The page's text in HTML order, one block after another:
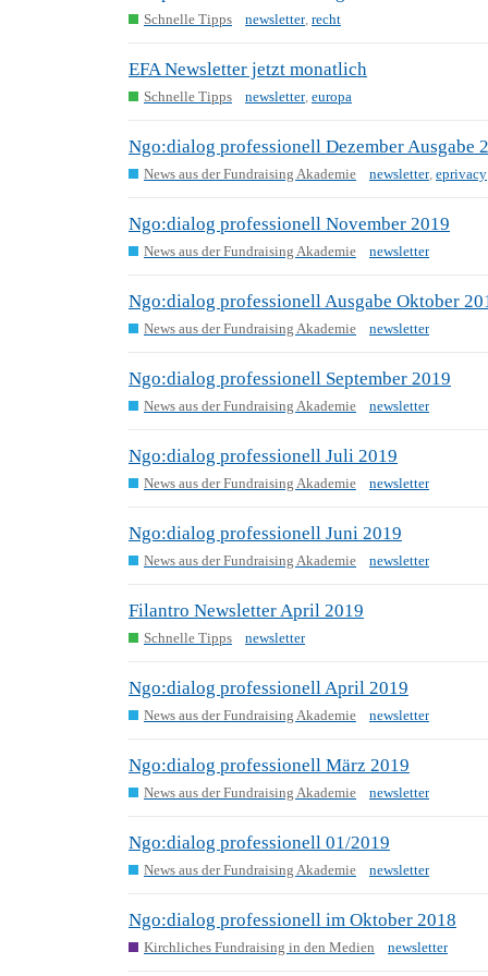
Schnelle Tipps newsletter recht
EFA Newsletter jetzt monatlich
Schnelle Tipps newsletter europa
Ngo:dialog professionell Dezember Ausgabe
News aus der Fundraising Akademie newsletter eprivacy
Ngo:dialog professionell November 2019
News aus der Fundraising Akademie newsletter
Ngo:dialog professionell Ausgabe Oktober
News aus der Fundraising Akademie newsletter
Ngo:dialog professionell September 2019
News aus der Fundraising Akademie newsletter
Ngo:dialog professionell Juli 2019
News aus der Fundraising Akademie newsletter
Ngo:dialog professionell Juni 2019
News aus der Fundraising Akademie newsletter
Filantro Newsletter April 2019
Schnelle Tipps newsletter
Ngo:dialog professionell April 2019
News aus der Fundraising Akademie newsletter
Ngo:dialog professionell März 2019
News aus der Fundraising Akademie newsletter
Ngo:dialog professionell 01/2019
News aus der Fundraising Akademie newsletter
Ngo:dialog professionell im Oktober 2018
Kirchliches Fundraising in den Medien newsletter